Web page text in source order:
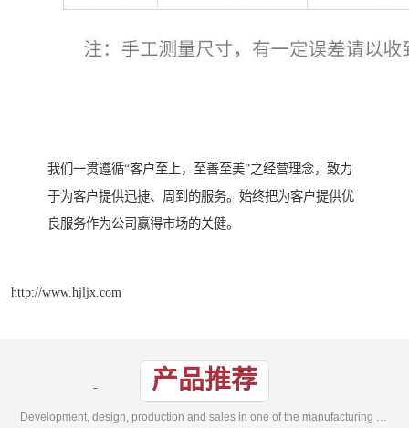
我们一贯遵循“客户至上，至善至美”之经营理念，致力
于为客户提供迅捷、周到的服务。始终把为客户提供优
良服务作为公司赢得市场的关健。
http://www.hjljx.com
产品推荐